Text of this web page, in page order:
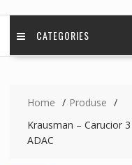
CATEGORIES
Home
Produse
Krausman – Carucior
ADAC